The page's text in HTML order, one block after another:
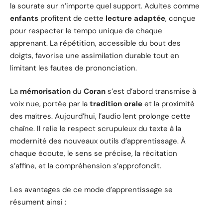
la sourate sur n’importe quel support. Adultes comme
enfants profitent de cette lecture adaptée, conçue
pour respecter le tempo unique de chaque
apprenant. La répétition, accessible du bout des
doigts, favorise une assimilation durable tout en
limitant les fautes de prononciation.
La mémorisation du Coran s’est d’abord transmise à
voix nue, portée par la tradition orale et la proximité
des maîtres. Aujourd’hui, l’audio lent prolonge cette
chaîne. Il relie le respect scrupuleux du texte à la
modernité des nouveaux outils d’apprentissage. À
chaque écoute, le sens se précise, la récitation
s’affine, et la compréhension s’approfondit.
Les avantages de ce mode d’apprentissage se
résument ainsi :